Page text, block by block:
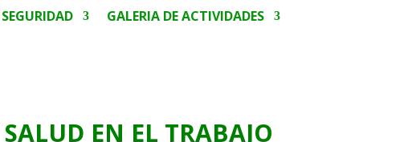
GALERIA DE ACTIVIDADES
EN EL TRABAJO